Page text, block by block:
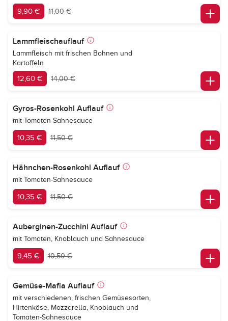
9,90 € 11,00 €
Lammfleischauflauf
Lammfleisch mit frischen Bohnen und
Kartoffeln
12,60 € 14,00 €
Gyros-Rosenkohl Auflauf
mit Tomaten-Sahnesauce
10,35 € 11,50 €
Hähnchen-Rosenkohl Auflauf
mit Tomaten-Sahnesauce
10,35 € 11,50 €
Auberginen-Zucchini Auflauf
mit Tomaten, Knoblauch und Sahnesauce
9,45 € 10,50 €
Gemüse-Mafia Auflauf
mit verschiedenen, frischen Gemüsesorten,
Hirtenkäse, Mozzarella, Knoblauch und
Tomaten-Sahnesauce